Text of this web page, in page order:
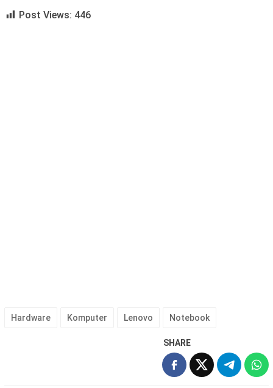
Post Views: 446
Hardware Komputer Lenovo Notebook
SHARE